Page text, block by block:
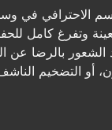
الاحترافي في
وتفرغ كامل
بالرضا عن
أو التضخيم